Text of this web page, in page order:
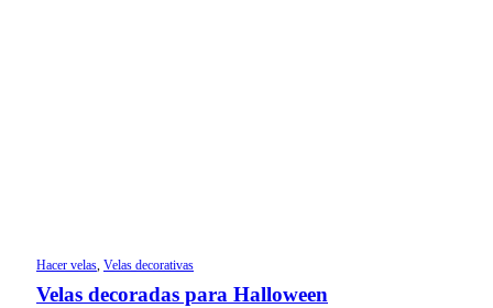
Hacer velas, Velas decorativas
Velas decoradas para Halloween